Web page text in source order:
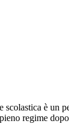
è
regime